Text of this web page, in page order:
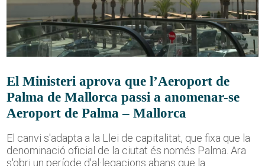
El Ministeri aprova que l’Aeroport de
Palma de Mallorca passi a anomenar-se
Aeroport de Palma – Mallorca
El canvi s'adapta a la Llei de capitalitat, que fixa que la
denominació oficial de la ciutat és només Palma. Ara
s'obri un període d'al·legacions abans que la